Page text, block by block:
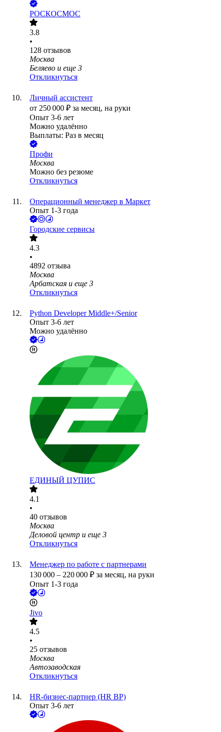
РОСКОСМОС
3.8
•
128 отзывов
Москва
Беляево и еще 3
Откликнуться
Личный ассистент
от 250 000 ₽ за месяц, на руки
Опыт 3-6 лет
Можно удалённо
Выплаты: Раз в месяц
Профи
Москва
Можно без резюме
Откликнуться
Операционный менеджер в Маркет
Опыт 1-3 года
Городские сервисы
4.3
•
4892 отзыва
Москва
Арбатская и еще 3
Откликнуться
Python Developer Middle+/Senior
Опыт 3-6 лет
Можно удалённо
ЕДИНЫЙ ЦУПИС
4.1
•
40 отзывов
Москва
Деловой центр и еще 3
Откликнуться
Менеджер по работе с партнерами
130 000 – 220 000 ₽ за месяц, на руки
Опыт 1-3 года
Jivo
4.5
•
25 отзывов
Москва
Автозаводская
Откликнуться
HR-бизнес-партнер (HR BP)
Опыт 3-6 лет